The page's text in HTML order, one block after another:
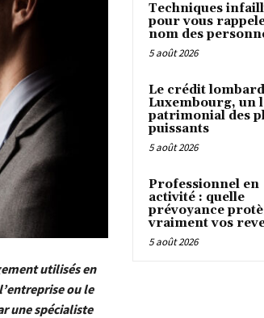
utilisés en
ou le
une spécialiste
Techniques
pour vous
nom des
5 août 2026
Le crédit
Luxembourg, un
patrimonial des
puissants
5 août 2026
Professionnel en
activité : quelle
prévoyance
vraiment vos
5 août 2026